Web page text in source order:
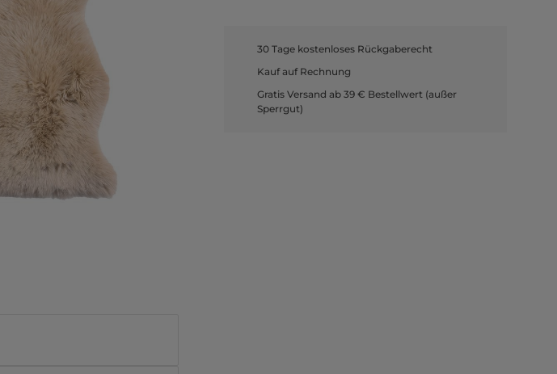
30 Tage kostenloses Rückgaberecht
Kauf auf Rechnung
Gratis Versand ab 39 € Bestellwert (außer
Sperrgut)